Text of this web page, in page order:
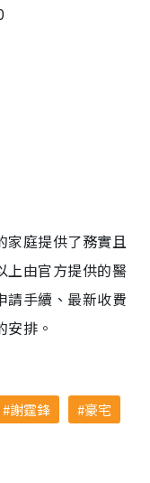
家庭提供了務實且
上由官方提供的醫
請手續、最新收費
排。
謝霆鋒
豪宅